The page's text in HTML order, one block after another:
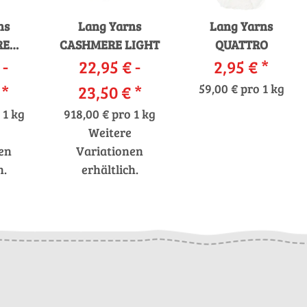
*
kg
Lang Yarns
CASHMERE LIGHT
22,95 € -
23,50 €*
918,00 € pro 1 kg
Weitere
Variationen
erhältlich.
Lang Yarns
QUATTRO
2,95 €*
59,00 € pro 1 kg